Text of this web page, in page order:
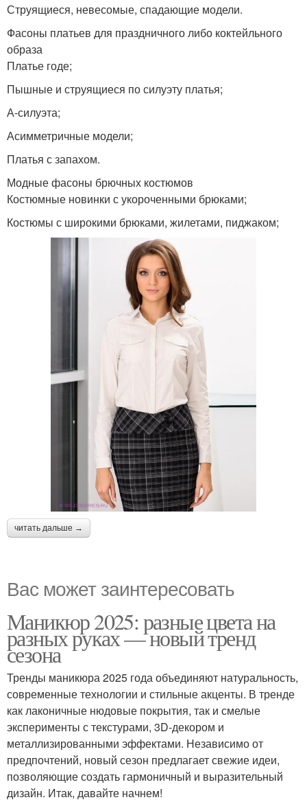
Струящиеся, невесомые, спадающие модели.
Фасоны платьев для праздничного либо коктейльного
образа
Платье годе;
Пышные и струящиеся по силуэту платья;
А-силуэта;
Асимметричные модели;
Платья с запахом.
Модные фасоны брючных костюмов
Костюмные новинки с укороченными брюками;
Костюмы с широкими брюками, жилетами, пиджаком;
читать дальше →
Вас может заинтересовать
Маникюр 2025: разные цвета на
разных руках — новый тренд
сезона
Тренды маникюра 2025 года объединяют натуральность,
современные технологии и стильные акценты. В тренде
как лаконичные нюдовые покрытия, так и смелые
эксперименты с текстурами, 3D-декором и
металлизированными эффектами. Независимо от
предпочтений, новый сезон предлагает свежие идеи,
позволяющие создать гармоничный и выразительный
дизайн. Итак, давайте начнем!